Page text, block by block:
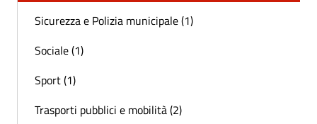
Sicurezza e Polizia municipale (1)
Sociale (1)
Sport (1)
Trasporti pubblici e mobilità (2)